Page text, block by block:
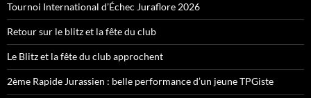
Tournoi International d’Échec Juraflore 2026
Retour sur le blitz et la fête du club
Le Blitz et la fête du club approchent
2ème Rapide Jurassien : belle performance d’un jeune TPGiste